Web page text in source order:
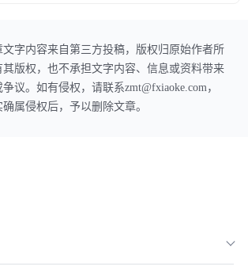
字内容来自第三方投稿，版权归原始作者所
版权，也不承担文字内容、信息或资料带来
议。如有侵权，请联系zmt@fxiaoke.com，
属侵权后，予以删除文章。